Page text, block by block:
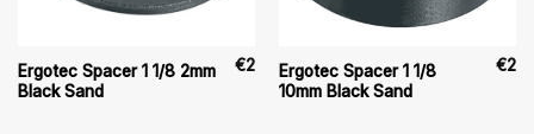
Ergotec Spacer 1 1/8 2mm
Black Sand
€2
Ergotec Spacer 1 1/8
10mm Black Sand
€2